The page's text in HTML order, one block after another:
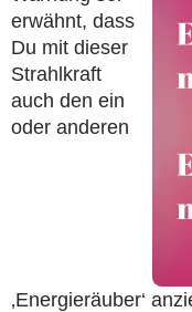
erwähnt, dass
Du mit dieser
Strahlkraft
auch den ein
oder anderen
‚Energieräuber‘